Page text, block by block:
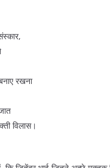
रखना
विलास।